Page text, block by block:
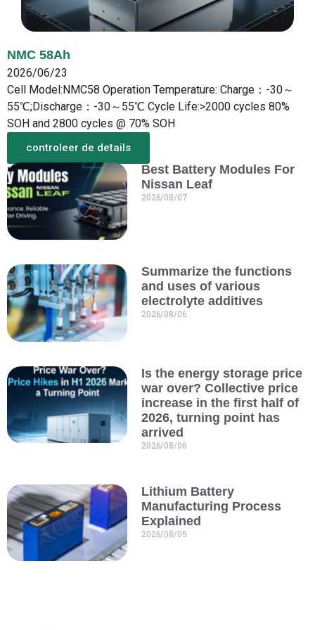
NMC 58Ah
2026/06/23
Cell Model:NMC58 Operation Temperature: Charge：-30～
55℃;Discharge：-30～55℃ Cycle Life:>2000 cycles 80%
SOH and 2800 cycles @ 70% SOH
controleer de details
Meer van de New
Best Battery Modules For
Nissan Leaf
2026/08/07
Summarize the functions
and uses of various
electrolyte additives
2026/08/06
Is the energy storage price
war over? Collective price
increase in the first half of
2026, turning point has
arrived
2026/08/06
Lithium Battery
Manufacturing Process
Explained
2026/08/05